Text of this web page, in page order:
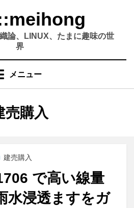
論、LINUX、たまに趣味の世
界
メニュー
テゴリー
売購入
建売購入
で高い線量
水浸透ますをガ